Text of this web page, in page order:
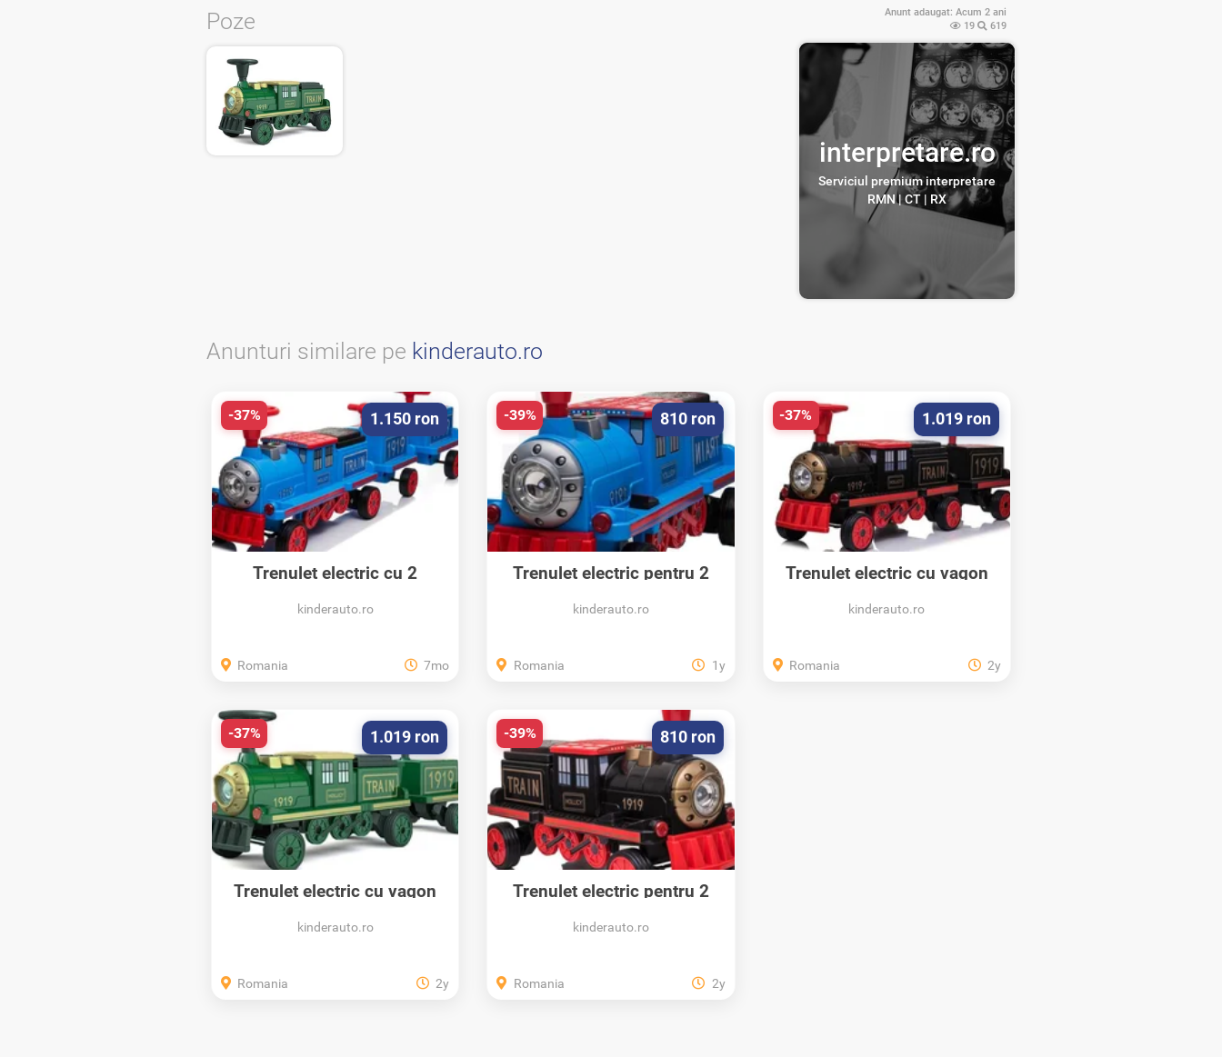
Poze 19 619
Anunt adaugat: Acum 2 ani
interpretare.ro
Serviciul premium interpretare
RMN | CT | RX
Anunturi similare pe kinderauto.ro
Trenulet electric cu 2
kinderauto.ro
1.150 ron
-37%
Romania 7mo
Trenulet electric pentru 2
kinderauto.ro
810 ron
-39%
Romania 1y
Trenulet electric cu vagon
kinderauto.ro
1.019 ron
-37%
Romania 2y
Trenulet electric cu vagon
kinderauto.ro
1.019 ron
-37%
Romania 2y
Trenulet electric pentru 2
kinderauto.ro
810 ron
-39%
Romania 2y